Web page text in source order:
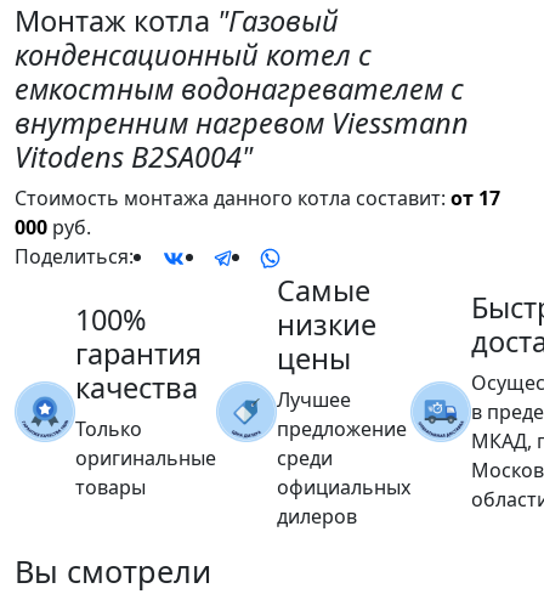
Монтаж котла "Газовый
конденсационный котел с
емкостным водонагревателем с
внутренним нагревом Viessmann
Vitodens B2SA004"
Стоимость монтажа данного котла составит: от 17
000 руб.
Поделиться:
100%
гарантия
качества
Только
оригинальные
товары
Самые
низкие
цены
Лучшее
предложение
среди
официальных
дилеров
в
МКАД,
Вы смотрели